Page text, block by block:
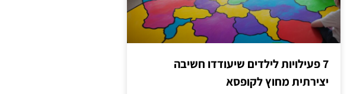
7 פעילויות לילדים שיעודדו חשיבה
יצירתית מחוץ לקופסא